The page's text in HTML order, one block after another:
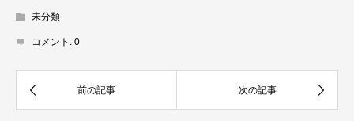
未分類
コメント: 0